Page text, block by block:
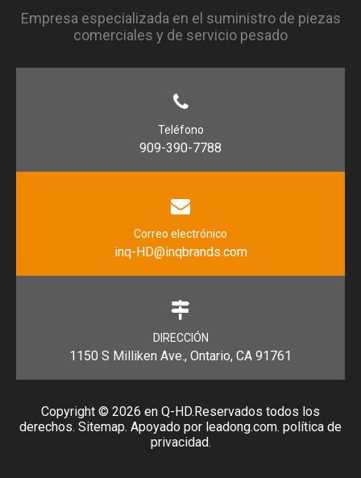
Empresa especializada en el suministro de piezas
comerciales y de servicio pesado
Teléfono
909-390-7788
Correo electrónico
inq-HD@inqbrands.com
DIRECCIÓN
1150 S Milliken Ave., Ontario, CA 91761
Copyright © 2026 en Q-HD.Reservados todos los
derechos. Sitemap. Apoyado por leadong.com. política de
privacidad.